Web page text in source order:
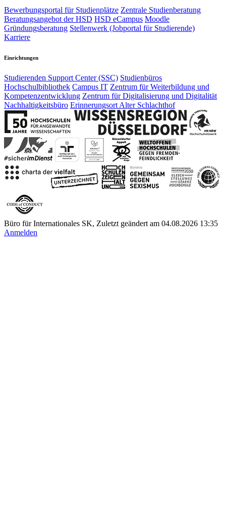
Bewerbungsportal für Studienplätze Zentrale Studienberatung
Beratungsangebot der HSD HSD eCampus Moodle
Gründungsberatung Stellenwerk (Jobportal für Studierende)
Karriere
Einrichtungen
Studierenden Support Center (SSC) Studienbüros
Hochschulbibliothek Campus IT Zentrum für Weiterbildung und
Kompetenzentwicklung Zentrum für Digitalisierung und Digitalität
Nachhaltigkeitsbüro Erinnerungsort Alter Schlachthof
Büro für Internationales SK, Zuletzt geändert am 04.08.2026 13:35
Anmelden